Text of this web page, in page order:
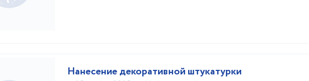
Нанесение декоративной штукатурки